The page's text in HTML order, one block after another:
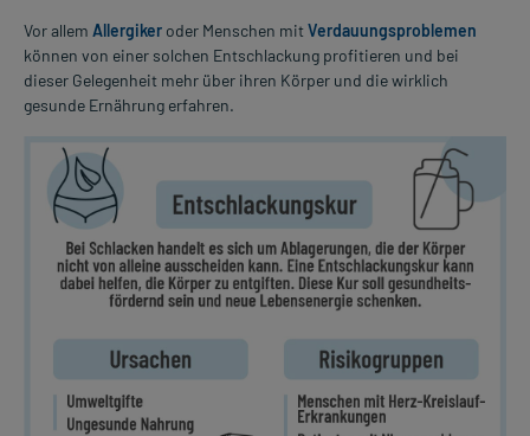
Vor allem Allergiker oder Menschen mitVerdauungsproblemen
können von einer solchen Entschlackung profitieren und bei
dieser Gelegenheit mehr über ihren Körper und die wirklich
gesunde Ernährung erfahren.